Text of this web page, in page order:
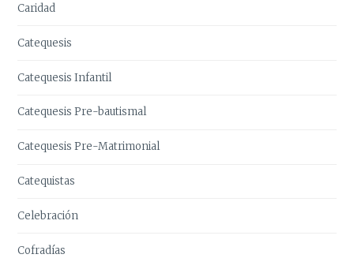
Caridad
Catequesis
Catequesis Infantil
Catequesis Pre-bautismal
Catequesis Pre-Matrimonial
Catequistas
Celebración
Cofradías